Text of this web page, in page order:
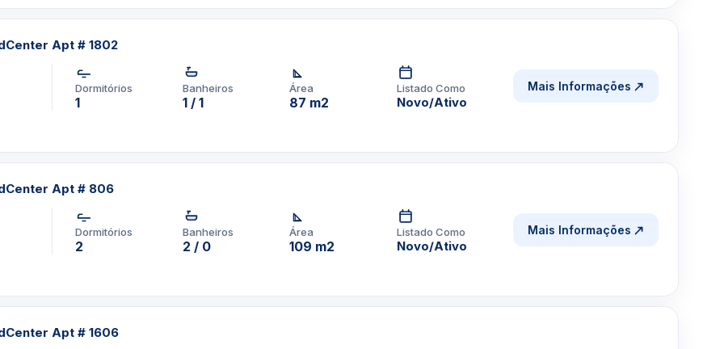
Apt # 1802
Dormitórios
1
Banheiros
1 / 1
Área
87 m2
Listado Como
Novo/Ativo
Mais Informações
Apt # 806
Dormitórios
2
Banheiros
2 / 0
Área
109 m2
Listado Como
Novo/Ativo
Mais Informações
Apt # 1606